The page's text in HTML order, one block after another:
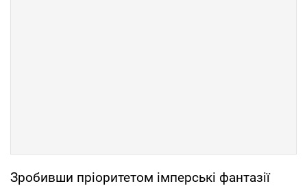
Зробивши пріоритетом імперські фантазії